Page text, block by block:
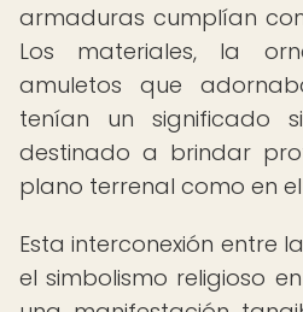
armaduras cumplían
Los materiales, la
amuletos que
tenían un significado
destinado a brindar
plano terrenal como en
Esta interconexión entre
el simbolismo religioso